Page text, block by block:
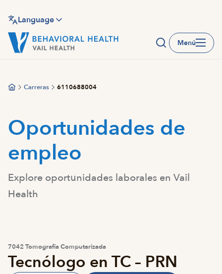
contenido
principal
Language
Menú
Carreras 6110688004
Oportunidades de
empleo
Explore oportunidades laborales en Vail
Health
7042 Tomografía Computarizada
Tecnólogo en TC – PRN